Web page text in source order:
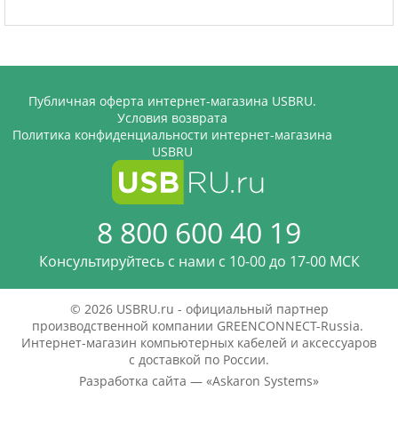
Публичная оферта интернет-магазина USBRU.
Условия возврата
Политика конфиденциальности интернет-магазина
USBRU
8 800 600 40 19
Консультируйтесь с нами c 10-00 до 17-00 МСК
© 2026 USBRU.ru - официальный партнер
производственной компании GREENCONNECT-Russia.
Интернет-магазин компьютерных кабелей и аксессуаров
с доставкой по России.
Разработка сайта — «Askaron Systems»